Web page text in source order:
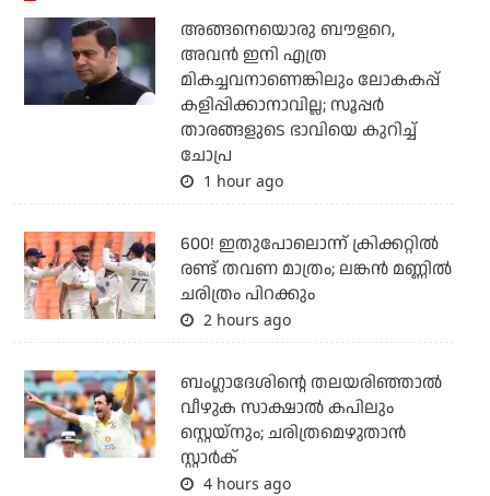
അങ്ങനെയൊരു ബൗളറെ,
അവന്‍ ഇനി എത്ര
മികച്ചവനാണെങ്കിലും ലോകകപ്പ്
കളിപ്പിക്കാനാവില്ല; സൂപ്പര്‍
താരങ്ങളുടെ ഭാവിയെ കുറിച്ച്
ചോപ്ര
1 hour ago
600! ഇതുപോലൊന്ന് ക്രിക്കറ്റില്‍
രണ്ട് തവണ മാത്രം; ലങ്കന്‍ മണ്ണില്‍
ചരിത്രം പിറക്കും
2 hours ago
ബംഗ്ലാദേശിന്റെ തലയരിഞ്ഞാല്‍
വീഴുക സാക്ഷാല്‍ കപിലും
സ്റ്റെയ്‌നും; ചരിത്രമെഴുതാന്‍
സ്റ്റാര്‍ക്
4 hours ago